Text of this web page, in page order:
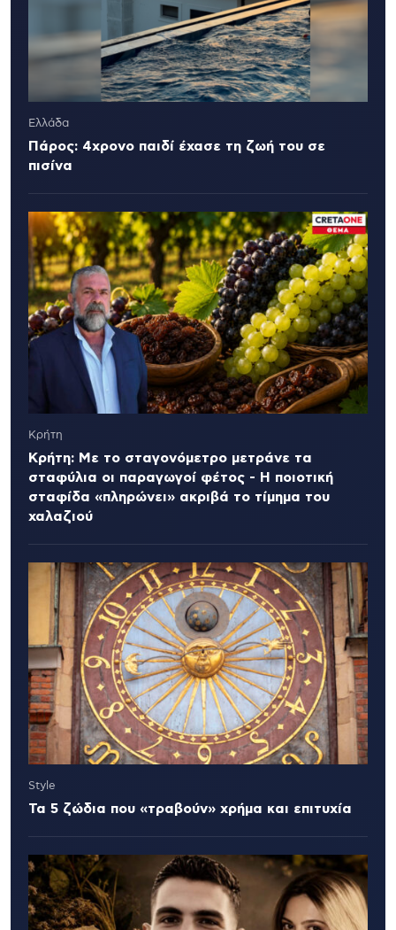
Ελλάδα
Πάρος: 4χρονο παιδί έχασε τη ζωή του σε
πισίνα
Κρήτη
Κρήτη: Με το σταγονόμετρο μετράνε τα
σταφύλια οι παραγωγοί φέτος - Η ποιοτική
σταφίδα «πληρώνει» ακριβά το τίμημα του
χαλαζιού
Style
Τα 5 ζώδια που «τραβούν» χρήμα και επιτυχία